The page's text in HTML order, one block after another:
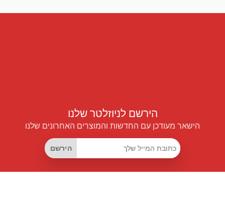
הירשם לניוזלטר שלנו
הישאר מעודכן עם החדשות והמוצרים האחרונים שלנו
הירשם